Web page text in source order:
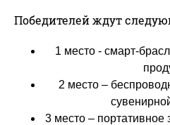
Победителей ждут
1 место - смарт-
2 место –
3 место – портативное